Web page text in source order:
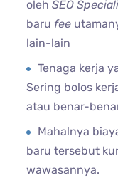
olehSEO
baru fee
lain-lain
Tenaga kerja
Sering bolos
atau benar-
Mahalnya
baru tersebut
wawasannya.